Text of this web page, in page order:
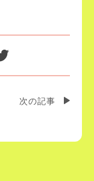
次の記事